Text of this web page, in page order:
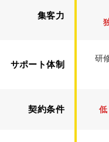
集客力
サポート体制
研
契約条件 低